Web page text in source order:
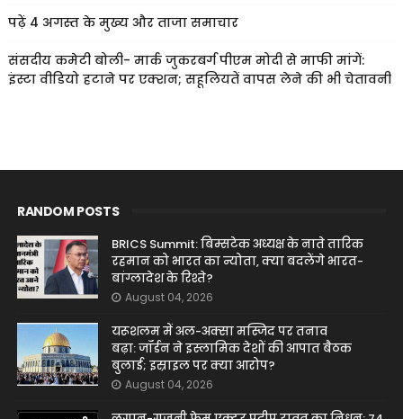
पढ़ें 4 अगस्त के मुख्य और ताजा समाचार
संसदीय कमेटी बोली- मार्क जुकरबर्ग पीएम मोदी से माफी मांगें:
इंस्टा वीडियो हटाने पर एक्शन; सहूलियतें वापस लेने की भी चेतावनी
RANDOM POSTS
BRICS Summit: बिम्सटेक अध्यक्ष के नाते तारिक
रहमान को भारत का न्योता, क्या बदलेंगे भारत-
बांग्लादेश के रिश्ते?
August 04, 2026
यरूशलम में अल-अक्सा मस्जिद पर तनाव
बढ़ा: जॉर्डन ने इस्लामिक देशों की आपात बैठक
बुलाई; इस्राइल पर क्या आरोप?
August 04, 2026